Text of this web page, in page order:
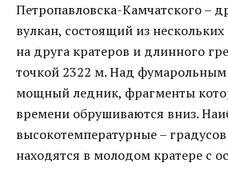
Петропавловска-Камчатского –
вулкан, состоящий из
на друга кратеров и длинного
точкой 2322 м. Над фумарольным
мощный ледник, фрагменты
времени обрушиваются вниз.
высокотемпературные –
находятся в молодом кратере с